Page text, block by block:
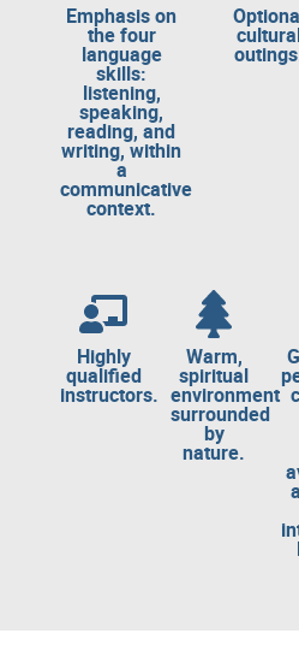
Emphasis on
the four
language
skills:
listening,
speaking,
reading, and
writing, within
a
communicative
context.
Highly
qualified
instructors.
Warm,
spiritual
environment
surrounded
by
nature.